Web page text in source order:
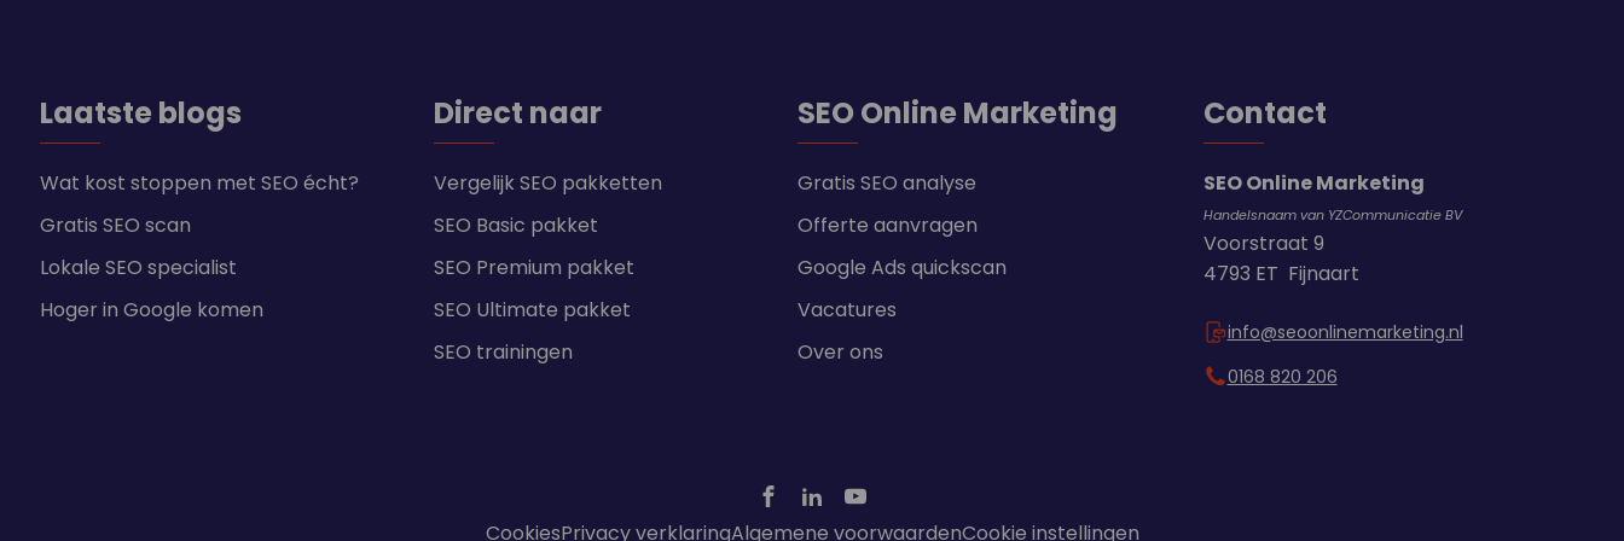
Laatste blogs
Wat kost stoppen met SEO écht?
Gratis SEO scan
Lokale SEO specialist
Hoger in Google komen
Direct naar
Vergelijk SEO pakketten
SEO Basic pakket
SEO Premium pakket
SEO Ultimate pakket
SEO trainingen
SEO Online Marketing
Gratis SEO analyse
Offerte aanvragen
Google Ads quickscan
Vacatures
Over ons
Contact
SEO Online Marketing
Handelsnaam van YZCommunicatie BV
Voorstraat 9
4793 ET Fijnaart
info@seoonlinemarketing.nl
0168 820 206
CookiesPrivacy verklaringAlgemene voorwaardenCookie instellingen